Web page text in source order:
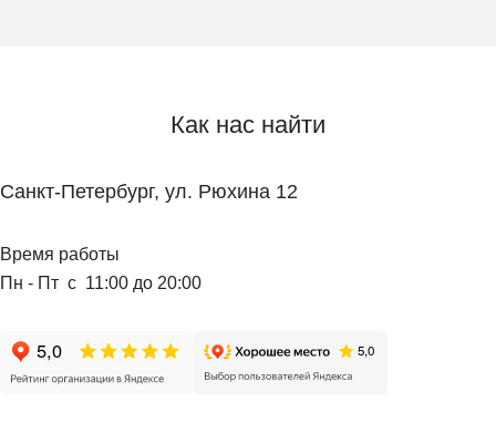
Как нас найти
Санкт-Петербург, ул. Рюхина 12
Время работы
Пн - Пт с 11:00 до 20:00